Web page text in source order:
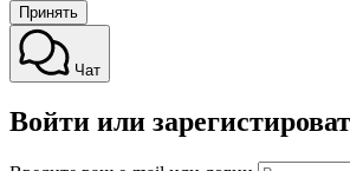
Принять
Чат
Войти или